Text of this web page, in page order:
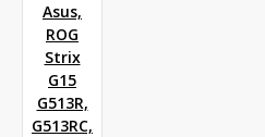
Asus,
ROG
Strix
G15
G513R,
G513RC,